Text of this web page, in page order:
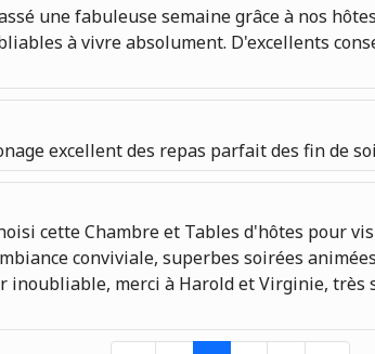
une fabuleuse semaine grâce à nos
à vivre absolument. D'excellents
excellent des repas parfait des fin de
cette Chambre et Tables d'hôtes pour
conviviale, superbes soirées
inoubliable, merci à Harold et Virginie,